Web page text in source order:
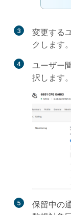
3 変更する
クします。
4 ユーザー
択します。
5
保留中の